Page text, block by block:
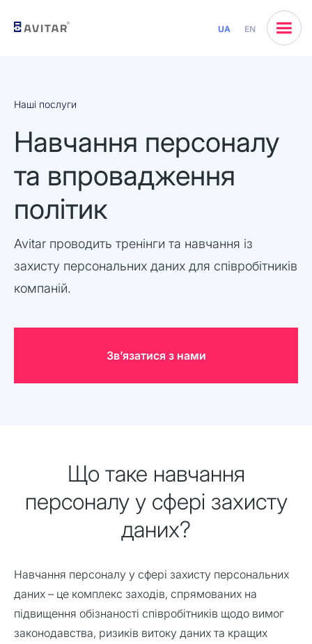
UA EN
Наші послуги
Навчання персоналу
та впровадження
політик
Avitar проводить тренінги та навчання із
захисту персональних даних для співробітників
компаній.
Звʼязатися з нами
Що таке навчання
персоналу у сфері захисту
даних?
Навчання персоналу у сфері захисту персональних
даних – це комплекс заходів, спрямованих на
підвищення обізнаності співробітників щодо вимог
законодавства, ризиків витоку даних та кращих